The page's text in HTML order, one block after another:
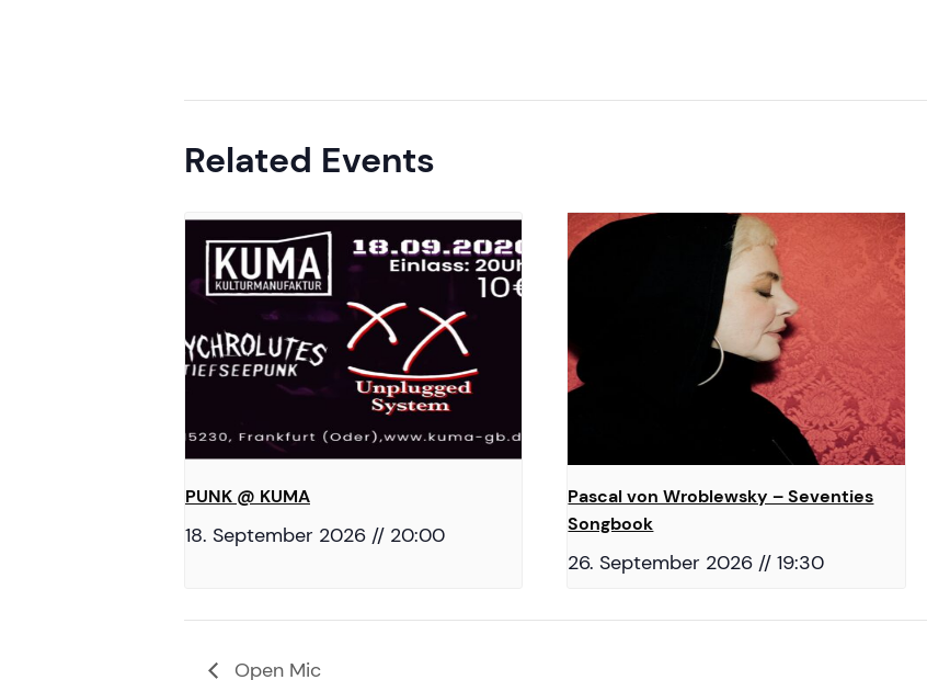
Related Events
PUNK @ KUMA
18. September 2026 // 20:00
Pascal von Wroblewsky – Seventies
Songbook
26. September 2026 // 19:30
Open Mic